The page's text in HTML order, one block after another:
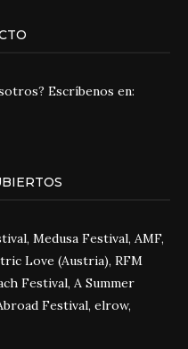
Escríbenos en:
Medusa Festival, AMF,
Love (Austria), RFM
Festival, A Summer
Festival, elrow,